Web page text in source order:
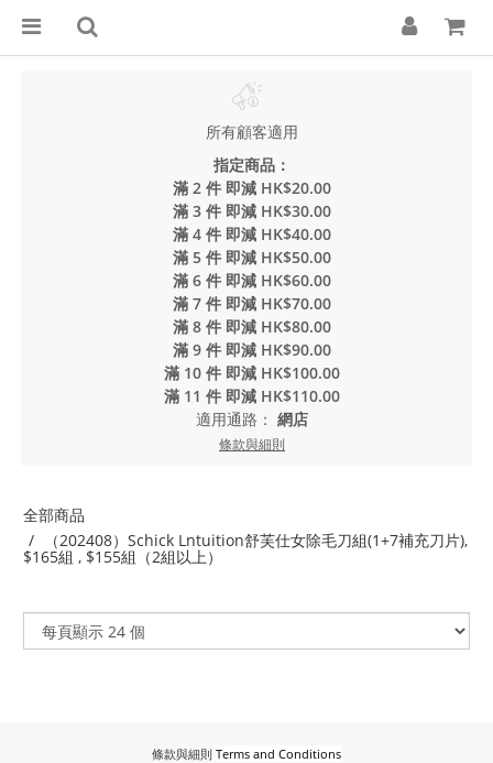
所有顧客適用
指定商品：
滿 2 件 即減 HK$20.00
滿 3 件 即減 HK$30.00
滿 4 件 即減 HK$40.00
滿 5 件 即減 HK$50.00
滿 6 件 即減 HK$60.00
滿 7 件 即減 HK$70.00
滿 8 件 即減 HK$80.00
滿 9 件 即減 HK$90.00
滿 10 件 即減 HK$100.00
滿 11 件 即減 HK$110.00
適用通路： 網店
條款與細則
全部商品
（202408）Schick Lntuition舒芙仕女除毛刀組(1+7補充刀片),
$165組 , $155組（2組以上）
條款與細則 Terms and Conditions